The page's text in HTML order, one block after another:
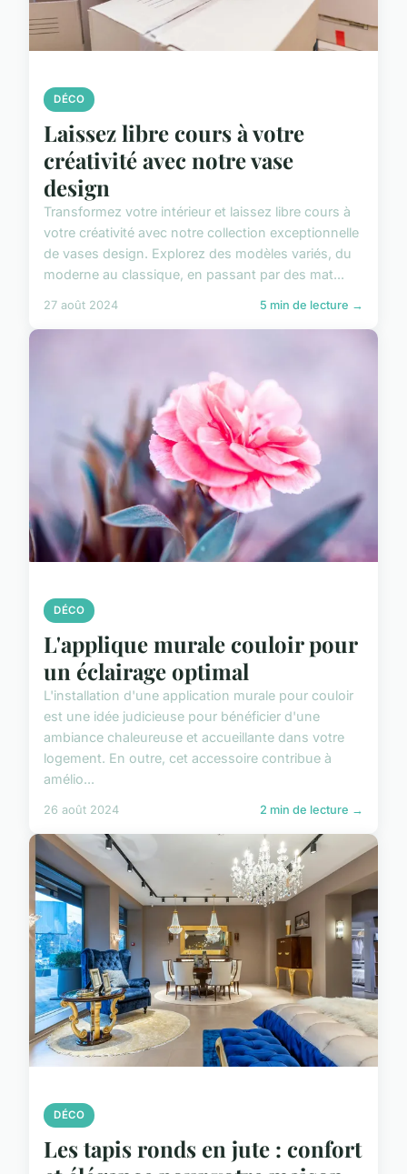
DÉCO
Laissez libre cours à votre
créativité avec notre vase
design
Transformez votre intérieur et laissez libre cours à
votre créativité avec notre collection exceptionnelle
de vases design. Explorez des modèles variés, du
moderne au classique, en passant par des mat...
27 août 2024 5 min de lecture →
DÉCO
L'applique murale couloir pour
un éclairage optimal
L'installation d'une application murale pour couloir
est une idée judicieuse pour bénéficier d'une
ambiance chaleureuse et accueillante dans votre
logement. En outre, cet accessoire contribue à
amélio...
26 août 2024 2 min de lecture →
DÉCO
Les tapis ronds en jute : confort